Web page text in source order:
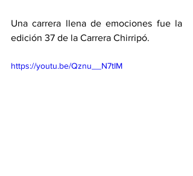
Una carrera llena de emociones fue la
edición 37 de la Carrera Chirripó.
https://youtu.be/Qznu__N7tIM